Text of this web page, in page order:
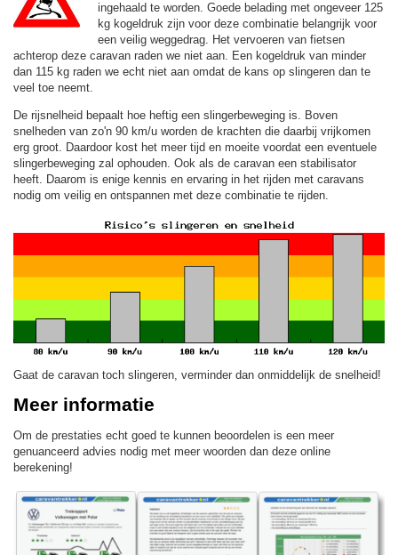
ingehaald te worden. Goede belading met ongeveer 125
kg kogeldruk zijn voor deze combinatie belangrijk voor
een veilig weggedrag. Het vervoeren van fietsen
achterop deze caravan raden we niet aan. Een kogeldruk van minder
dan 115 kg raden we echt niet aan omdat de kans op slingeren dan te
veel toe neemt.
De rijsnelheid bepaalt hoe heftig een slingerbeweging is. Boven
snelheden van zo'n 90 km/u worden de krachten die daarbij vrijkomen
erg groot. Daardoor kost het meer tijd en moeite voordat een eventuele
slingerbeweging zal ophouden. Ook als de caravan een stabilisator
heeft. Daarom is enige kennis en ervaring in het rijden met caravans
nodig om veilig en ontspannen met deze combinatie te rijden.
Gaat de caravan toch slingeren, verminder dan onmiddelijk de snelheid!
Meer informatie
Om de prestaties echt goed te kunnen beoordelen is een meer
genuanceerd advies nodig met meer woorden dan deze online
berekening!